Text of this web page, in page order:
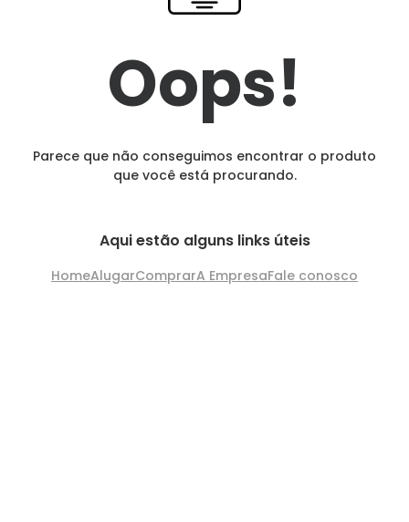
Oops!
Parece que não conseguimos encontrar o produto
que você está procurando.
Aqui estão alguns links úteis
HomeAlugarComprarA EmpresaFale conosco